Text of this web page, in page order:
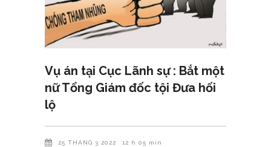
Vụ án tại Cục Lãnh sự : Bắt một
nữ Tổng Giám đốc tội Đưa hối
lộ
25 THÁNG 3 2022 12 h 05 min